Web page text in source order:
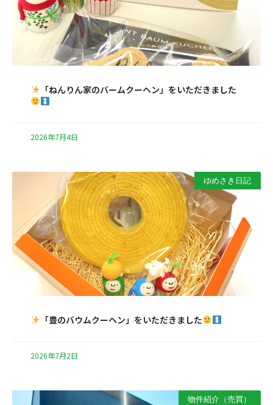
「ねんりん家のバームクーヘン」をいただきました
2026年7月4日
ゆめさき日記
「豊のバウムクーヘン」をいただきました
2026年7月2日
物件紹介（売買）